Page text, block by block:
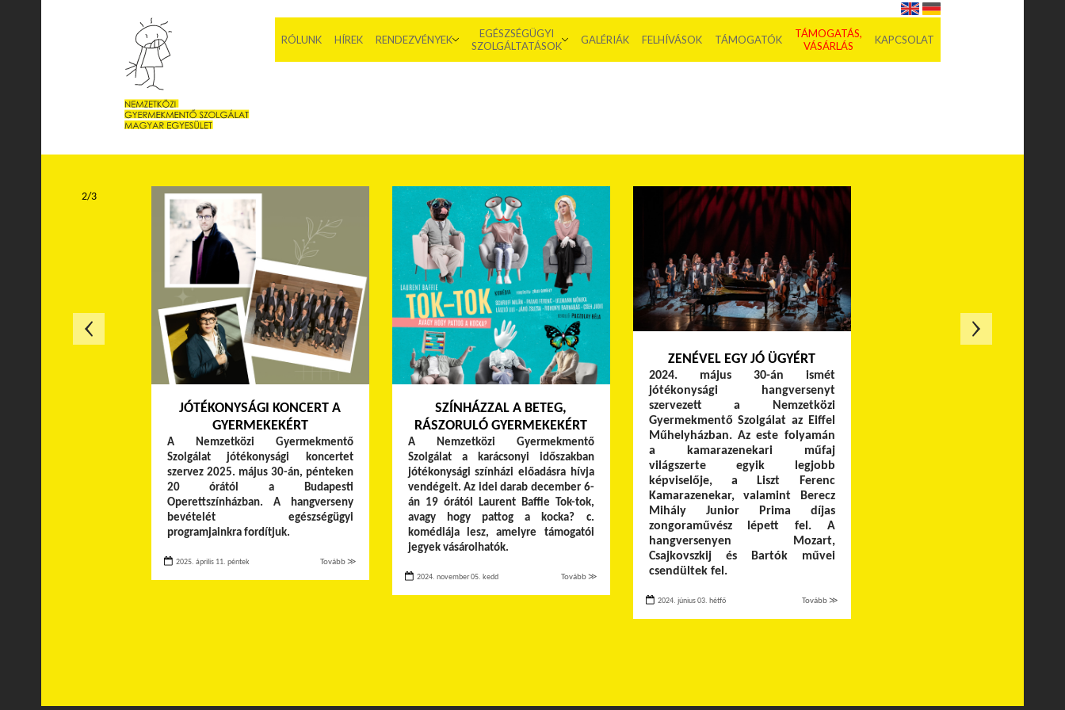
RÓLUNK HÍREK RENDEZVÉNYEK
EGÉSZSÉGÜGYI
SZOLGÁLTATÁSOK
GALÉRIÁK FELHÍVÁSOK TÁMOGATÓK
TÁMOGATÁS,
VÁSÁRLÁS
KAPCSOLAT
JÓTÉKONYSÁGI KONCERT A
GYERMEKEKÉRT
A Nemzetközi Gyermekmentő
Szolgálat jótékonysági koncertet
szervez 2025. május 30-án, pénteken
20 órától a Budapesti
Operettszínházban. A hangverseny
bevételét egészségügyi
programjainkra fordítjuk.
2025. április 11. péntek Tovább ≫
SZÍNHÁZZAL A BETEG,
RÁSZORULÓ GYERMEKEKÉRT
A Nemzetközi Gyermekmentő
Szolgálat a karácsonyi időszakban
jótékonysági színházi előadásra hívja
vendégeit. Az idei darab december 6-
án 19 órától Laurent Baffie Tok-tok,
avagy hogy pattog a kocka? c.
komédiája lesz, amelyre támogatói
jegyek vásárolhatók.
2024. november 05. kedd Tovább ≫
ZENÉVEL EGY JÓ ÜGYÉRT
2024. május 30-án ismét
jótékonysági hangversenyt
szervezett a Nemzetközi
Gyermekmentő Szolgálat az Eiffel
Műhelyházban. Az este folyamán
a kamarazenekari műfaj
világszerte egyik legjobb
képviselője, a Liszt Ferenc
Kamarazenekar, valamint Berecz
Mihály Junior Prima díjas
zongoraművész lépett fel. A
hangversenyen Mozart,
Csajkovszkij és Bartók művei
csendültek fel.
2024. június 03. hétfő Tovább ≫
2/3